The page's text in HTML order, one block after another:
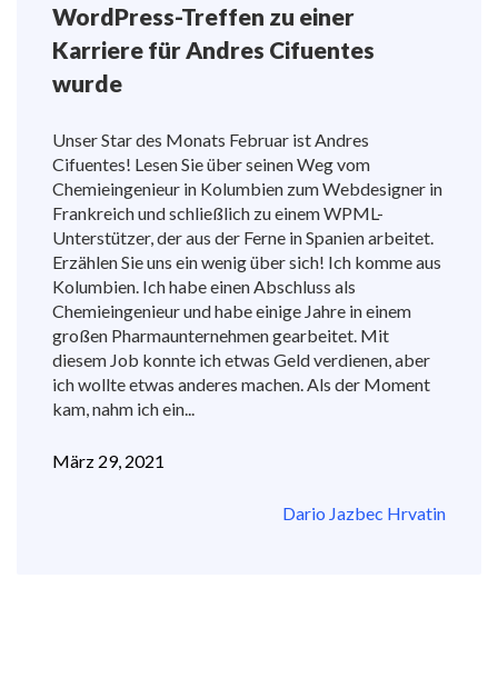
WordPress-Treffen zu einer
Karriere für Andres Cifuentes
wurde
Unser Star des Monats Februar ist Andres
Cifuentes! Lesen Sie über seinen Weg vom
Chemieingenieur in Kolumbien zum Webdesigner in
Frankreich und schließlich zu einem WPML-
Unterstützer, der aus der Ferne in Spanien arbeitet.
Erzählen Sie uns ein wenig über sich! Ich komme aus
Kolumbien. Ich habe einen Abschluss als
Chemieingenieur und habe einige Jahre in einem
großen Pharmaunternehmen gearbeitet. Mit
diesem Job konnte ich etwas Geld verdienen, aber
ich wollte etwas anderes machen. Als der Moment
kam, nahm ich ein...
März 29, 2021
Dario Jazbec Hrvatin